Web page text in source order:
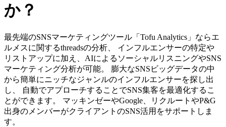
か？
最先端のSNSマーケティングツール「Tofu Analytics」ならエ
ルメスに関するthreadsの分析、 インフルエンサーの特定や
リストアップに加え、AIによるソーシャルリスニングやSNS
マーケティング分析が可能。 膨大なSNSビッグデータの中
から簡単にニッチなジャンルのインフルエンサーを探し出
し、 自動でアプローチすることでSNS集客を最適化するこ
とができます。 マッキンゼーやGoogle、リクルートやP&G
出身のメンバーがクライアントのSNS活用をサポートしま
す。